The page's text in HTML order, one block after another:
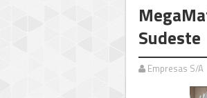
Sudeste
Empresas S/A